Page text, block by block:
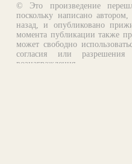
© Это произведение
поскольку написано
назад, и опубликовано
момента публикации также
может свободно
согласия или
вознаграждения.